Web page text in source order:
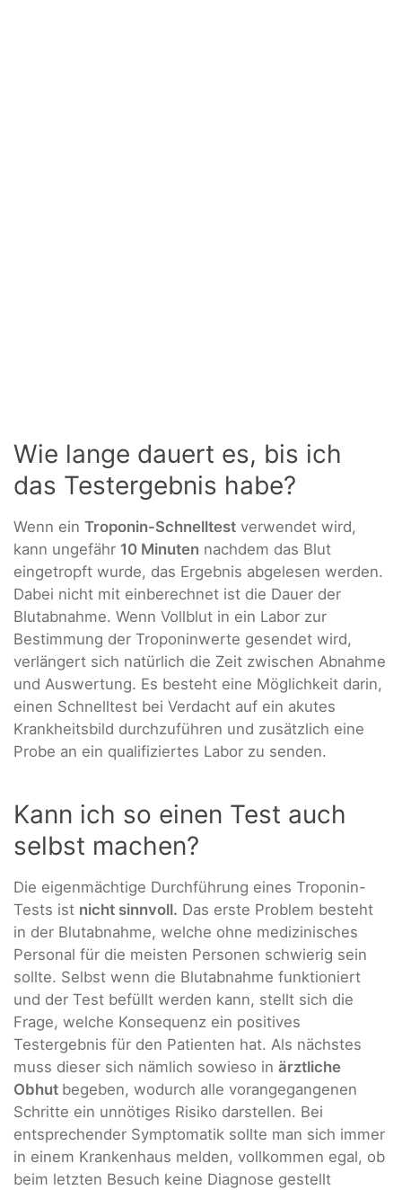
Wie lange dauert es, bis ich
das Testergebnis habe?
Wenn ein Troponin-Schnelltest verwendet wird,
kann ungefähr 10 Minuten nachdem das Blut
eingetropft wurde, das Ergebnis abgelesen werden.
Dabei nicht mit einberechnet ist die Dauer der
Blutabnahme. Wenn Vollblut in ein Labor zur
Bestimmung der Troponinwerte gesendet wird,
verlängert sich natürlich die Zeit zwischen Abnahme
und Auswertung. Es besteht eine Möglichkeit darin,
einen Schnelltest bei Verdacht auf ein akutes
Krankheitsbild durchzuführen und zusätzlich eine
Probe an ein qualifiziertes Labor zu senden.
Kann ich so einen Test auch
selbst machen?
Die eigenmächtige Durchführung eines Troponin-
Tests ist nicht sinnvoll. Das erste Problem besteht
in der Blutabnahme, welche ohne medizinisches
Personal für die meisten Personen schwierig sein
sollte. Selbst wenn die Blutabnahme funktioniert
und der Test befüllt werden kann, stellt sich die
Frage, welche Konsequenz ein positives
Testergebnis für den Patienten hat. Als nächstes
muss dieser sich nämlich sowieso in ärztliche
Obhut begeben, wodurch alle vorangegangenen
Schritte ein unnötiges Risiko darstellen. Bei
entsprechender Symptomatik sollte man sich immer
in einem Krankenhaus melden, vollkommen egal, ob
beim letzten Besuch keine Diagnose gestellt